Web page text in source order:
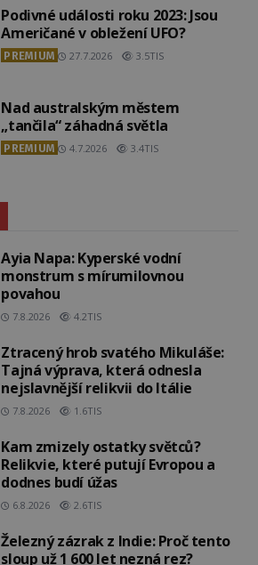
Podivné události roku 2023: Jsou
Američané v obležení UFO?
PREMIUM 27.7.2026 3.5TIS
Nad australským městem
„tančila“ záhadná světla
PREMIUM 4.7.2026 3.4TIS
Ayia Napa: Kyperské vodní
monstrum s mírumilovnou
povahou
7.8.2026 4.2TIS
Ztracený hrob svatého Mikuláše:
Tajná výprava, která odnesla
nejslavnější relikvii do Itálie
7.8.2026 1.6TIS
Kam zmizely ostatky světců?
Relikvie, které putují Evropou a
dodnes budí úžas
6.8.2026 2.6TIS
Železný zázrak z Indie: Proč tento
sloup už 1 600 let nezná rez?